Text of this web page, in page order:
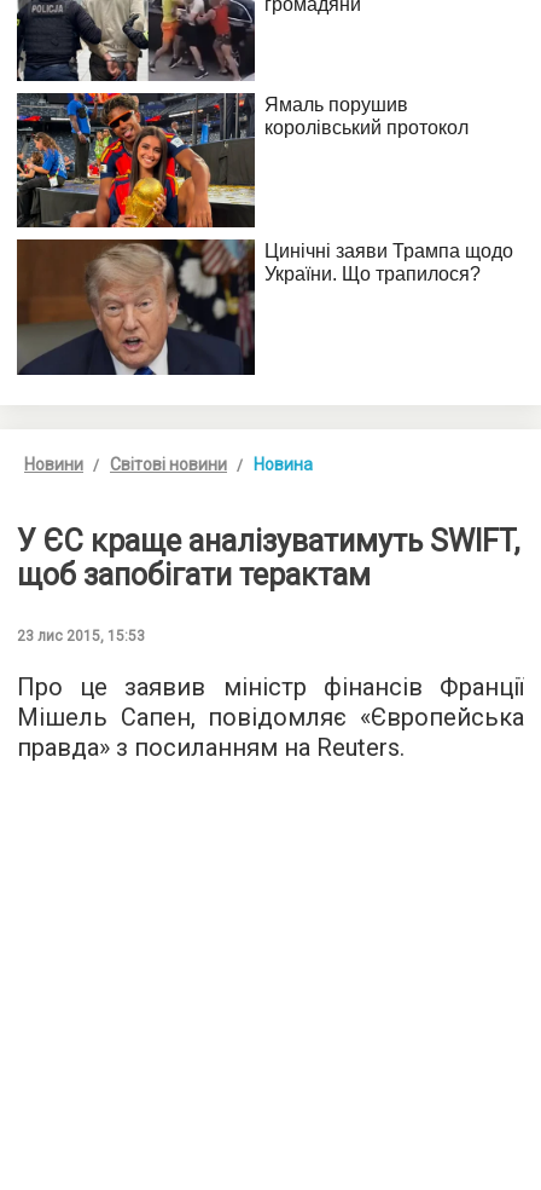
Новини Світові новини Новина
У ЄС краще аналізуватимуть SWIFT,
щоб запобігати терактам
23 лис 2015, 15:53
Про це заявив міністр фінансів Франції
Мішель Сапен, повідомляє «Європейська
правда» з посиланням на Reuters.